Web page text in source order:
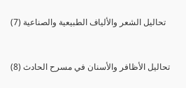
(7) تحاليل الشعر والألياف الطبيعية والصناعية
(8) تحاليل الأظافر والأسنان في مسرح الحادث